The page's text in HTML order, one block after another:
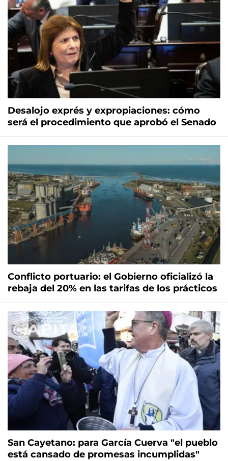
Desalojo exprés y expropiaciones: cómo
será el procedimiento que aprobó el Senado
Conflicto portuario: el Gobierno oficializó la
rebaja del 20% en las tarifas de los prácticos
San Cayetano: para García Cuerva "el pueblo
está cansado de promesas incumplidas"